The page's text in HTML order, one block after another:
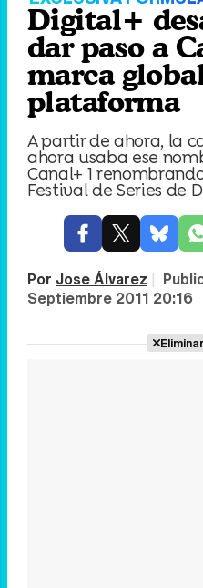
Digital+
dar paso a
marca
plataforma
A partir de ahora, la
ahora usaba ese
Canal+ 1
Festival de Series de
Por Jose Álvarez |
Septiembre 2011 20:16